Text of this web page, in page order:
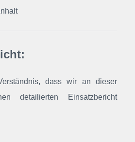
dass wir an dieser
detailierten Einsatzbericht